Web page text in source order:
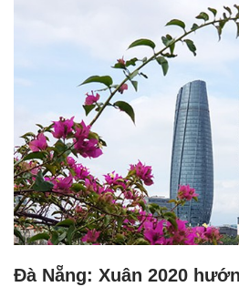
Đà Nẵng: Xuân 2020